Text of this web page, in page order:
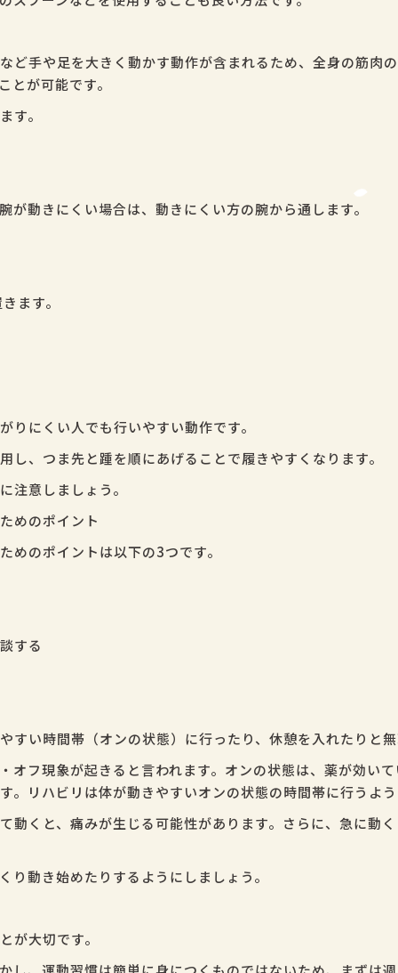
ど手や足を大きく動かす動作が含まれるため、全身の筋肉
とが可能です。
す。
が動きにくい場合は、動きにくい方の腕から通します。
ます。
りにくい人でも行いやすい動作です。
し、つま先と踵を順にあげることで履きやすくなります。
注意しましょう。
めのポイント
めのポイントは以下の3つです。
する
すい時間帯（オンの状態）に行ったり、休憩を入れたりと
オフ現象が起きると言われます。オンの状態は、薬が効い
。リハビリは体が動きやすいオンの状態の時間帯に行うよ
動くと、痛みが生じる可能性があります。さらに、急に動
動き始めたりするようにしましょう。
が大切です。